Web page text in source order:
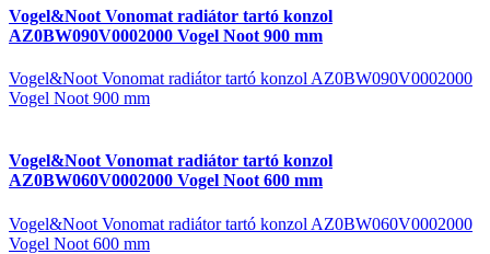
Vogel&Noot Vonomat radiátor tartó konzol
AZ0BW090V0002000 Vogel Noot 900 mm
Vogel&Noot Vonomat radiátor tartó konzol AZ0BW090V0002000
Vogel Noot 900 mm
Vogel&Noot Vonomat radiátor tartó konzol
AZ0BW060V0002000 Vogel Noot 600 mm
Vogel&Noot Vonomat radiátor tartó konzol AZ0BW060V0002000
Vogel Noot 600 mm